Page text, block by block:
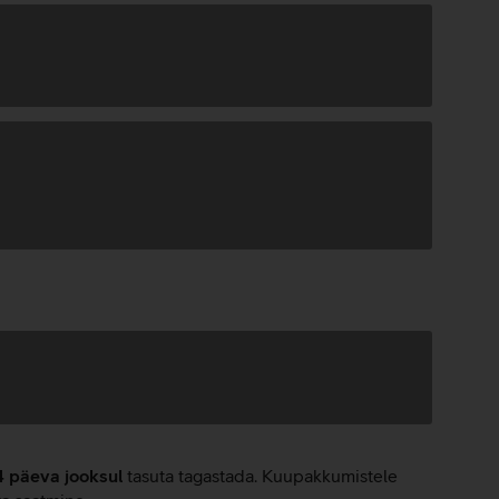
päeva jooksul tasuta tagastada. Kuupakkumistele